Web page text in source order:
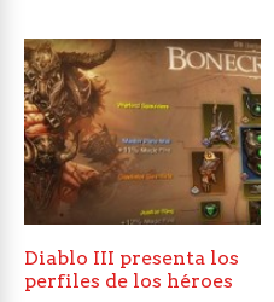
Diablo III presenta los
perfiles de los héroes